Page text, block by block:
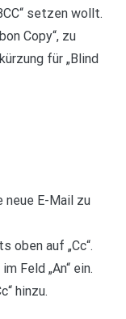
setzen wollt.
Copy“, zu
für „Blind
neue E-Mail zu
oben auf „Cc“.
Feld „An“ ein.
hinzu.